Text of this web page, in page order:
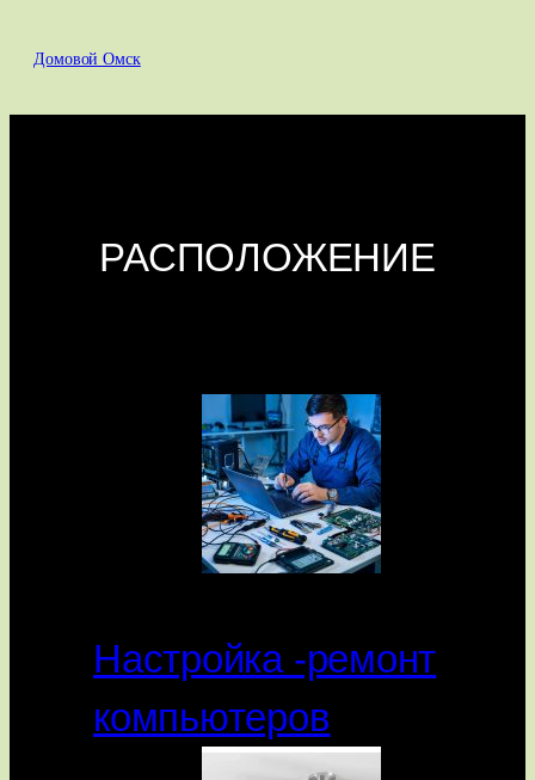
Домовой Омск
РАСПОЛОЖЕНИЕ
Настройка -ремонт
компьютеров